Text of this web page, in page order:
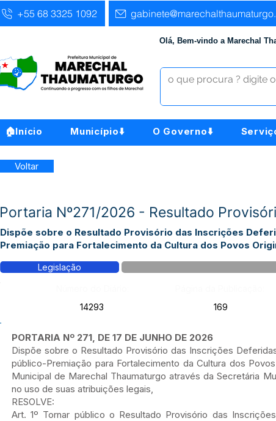
+55 68 3325 1092
Olá, Bem-vindo a Marechal
🏠Início Município⬇️ O Governo⬇️
Voltar
Portaria Nº271/2026 - Resultado
Dispõe sobre o Resultado Provisório das Inscrições
Premiação para Fortalecimento da Cultura dos Povos
Legislação
14293
169
PORTARIA Nº 271, DE 17 DE JUNHO DE 2026
Dispõe sobre o Resultado Provisório das Inscrições
público-Premiação para Fortalecimento da Cultura dos
Municipal de Marechal Thaumaturgo através da Secretária
no uso de suas atribuições legais,
RESOLVE:
Art. 1º Tornar público o Resultado Provisório das